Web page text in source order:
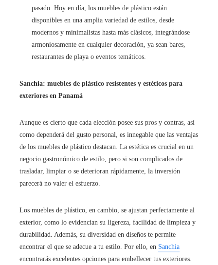
pasado. Hoy en día, los muebles de plástico están
disponibles en una amplia variedad de estilos, desde
modernos y minimalistas hasta más clásicos, integrándose
armoniosamente en cualquier decoración, ya sean bares,
restaurantes de playa o eventos temáticos.
Sanchia: muebles de plástico resistentes y estéticos para
exteriores en Panamá
Aunque es cierto que cada elección posee sus pros y contras, así
como dependerá del gusto personal, es innegable que las ventajas
de los muebles de plástico destacan. La estética es crucial en un
negocio gastronómico de estilo, pero si son complicados de
trasladar, limpiar o se deterioran rápidamente, la inversión
parecerá no valer el esfuerzo.
Los muebles de plástico, en cambio, se ajustan perfectamente al
exterior, como lo evidencian su ligereza, facilidad de limpieza y
durabilidad. Además, su diversidad en diseños te permite
encontrar el que se adecue a tu estilo. Por ello, en Sanchia
encontrarás excelentes opciones para embellecer tus exteriores.